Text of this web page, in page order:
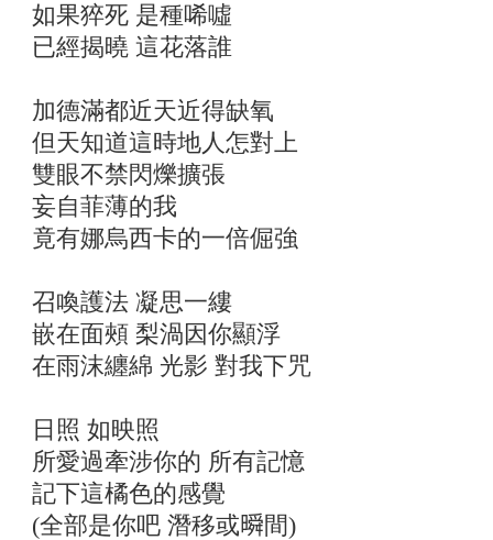
如果猝死 是種唏噓
已經揭曉 這花落誰
加德滿都近天近得缺氧
但天知道這時地人怎對上
雙眼不禁閃爍擴張
妄自菲薄的我
竟有娜烏西卡的一倍倔強
召喚護法 凝思一縷
嵌在面頰 梨渦因你顯浮
在雨沫纏綿 光影 對我下咒
日照 如映照
所愛過牽涉你的 所有記憶
記下這橘色的感覺
(全部是你吧 潛移或𣊬間)